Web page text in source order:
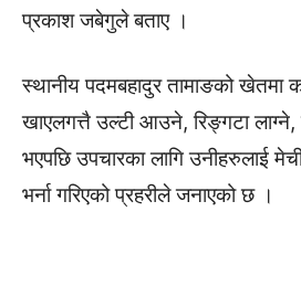
प्रकाश जबेगुले बताए ।
स्थानीय पदमबहादुर तामाङको खेतमा
खाएलगत्तै उल्टी आउने, रिङ्गटा लाग्ने,
भएपछि उपचारका लागि उनीहरुलाई
भर्ना गरिएको प्रहरीले जनाएको छ ।